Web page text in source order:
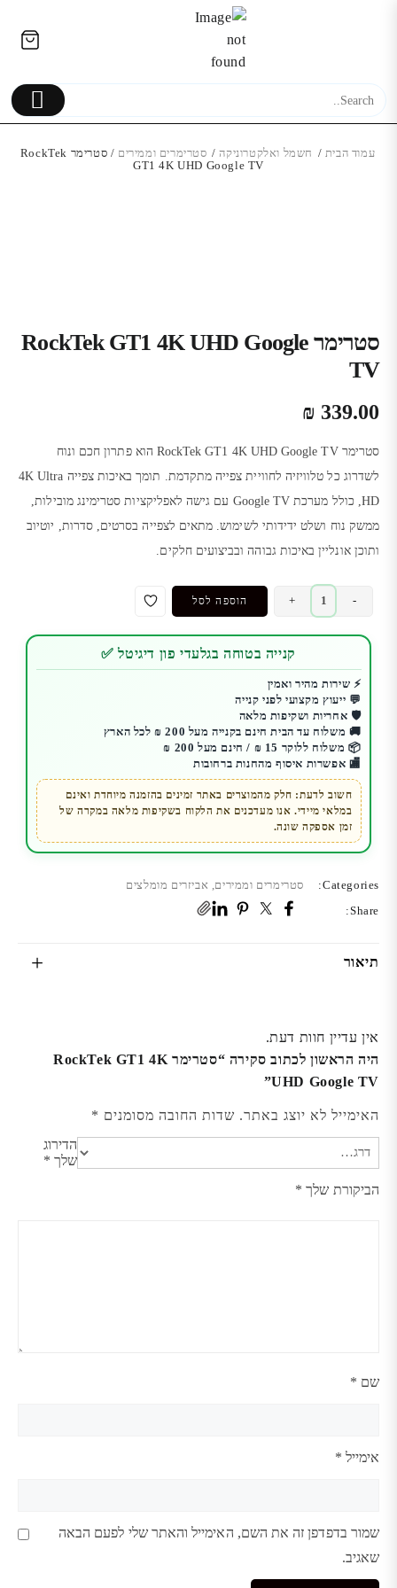
עמוד הבית / חשמל ואלקטרוניקה/ סטרימרים וממירים
/ סטרימר RockTek
GT1 4K UHD Google TV
סטרימר RockTek GT1 4K UHD Google
TV
₪ 339.00
סטרימרRockTek GT1 4K UHD Google TV הוא פתרון חכם ונוח
לשדרוג כל טלוויזיה לחוויית צפייה מתקדמת. תומך באיכות צפייה 4K Ultra
HD , כולל מערכת Google TV עם גישה לאפליקציות סטרימינג מובילות,
ממשק נוח ושלט ידידותי לשימוש. מתאים לצפייה בסרטים, סדרות, יוטיוב
ותוכן אונליין באיכות גבוהה ובביצועים חלקים.
-
כמות
של
סטרימר
RockTek
GT1
4K
UHD
Google
TV
+ הוספה לסל
קנייה בטוחה בגלעדי פון דיגיטל ✅
⚡ שירות מהיר ואמין
💬 ייעוץ מקצועי לפני קנייה
🛡️ אחריות ושקיפות מלאה
🚚 משלוח עד הבית חינם בקנייה מעל 200 ₪ לכל הארץ
📦 משלוח ללוקר 15 ₪ / חינם מעל 200 ₪
🏬 אפשרות איסוף מהחנות ברחובות
חשוב לדעת: חלק מהמוצרים באתר זמינים בהזמנה מיוחדת ואינם
במלאי מיידי. אנו מעדכנים את הלקוח בשקיפות מלאה במקרה של
זמן אספקה שונה.
Categories: סטרימרים וממירים אביזרים מומלצים
Share:
תיאור
אין עדיין חוות דעת.
היה הראשון לכתוב סקירה “סטרימר RockTek GT1 4K
UHD Google TV”
האימייל לא יוצג באתר. שדות החובה מסומנים *
הדירוג
שלך *
הביקורת שלך *
שם *
אימייל *
שמור בדפדפן זה את השם, האימייל והאתר שלי לפעם הבאה
שאגיב.